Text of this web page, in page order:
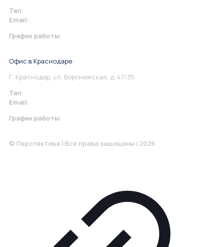
Тел:
Email:
График работы:
Офис в Краснодаре
Г. Краснодар, ул. Воронежская, д. 47/35
Тел:
Email:
График работы:
© Перспектива | Все права защищены | 2026